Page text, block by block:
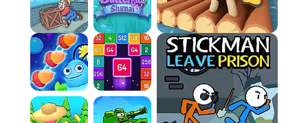
en un clic pour accumuler des fonds
rapidement.
Règle 3:Réinvestissez stratégiquement.
N'accumulez pas bêtement votre argent.
Utilisez le menu d'amélioration pour augmenter
le rendement de vos champs ou la vitesse de
vos outils. L'efficacité est la clé.
Règle 4:Planifiez votre expansion. Achetez de